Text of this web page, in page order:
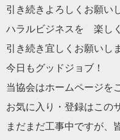
引き続きよろしくお願い
ハラルビジネスを 楽し
引き続き宜しくお願いし
今日もグッドジョブ！
当協会はホームページを
お気に入り・登録はこの
まだまだ工事中ですが、